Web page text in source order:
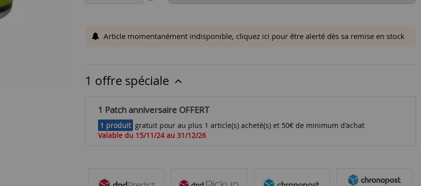
Article momentanément indisponible, cliquez ici pour être alerté dès sa remise en stock
1 offre spéciale
1 Patch anniversaire OFFERT
1 produit gratuit pour au plus 1 article(s) acheté(s) et 50€ de minimum d'achat
Valable du 15/11/24 au 31/12/26